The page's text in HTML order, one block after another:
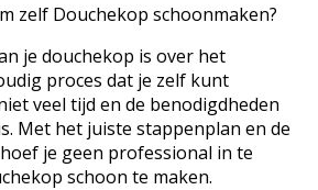
zelf Douchekop schoonmaken?
je douchekop is over het
proces dat je zelf kunt
veel tijd en de benodigdheden
Met het juiste stappenplan en de
je geen professional in te
schoon te maken.